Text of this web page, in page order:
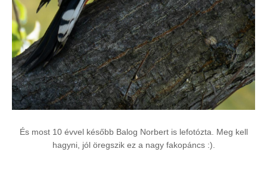
És most 10 évvel később Balog Norbert is lefotózta. Meg kell
hagyni, jól öregszik ez a nagy fakopáncs :).